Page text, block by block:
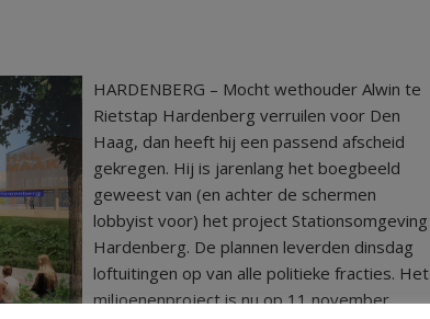
HARDENBERG – Mocht wethouder Alwin te
Rietstap Hardenberg verruilen voor Den
Haag, dan heeft hij een passend afscheid
gekregen. Hij is jarenlang het boegbeeld
geweest van (en achter de schermen
lobbyist voor) het project Stationsomgeving
Hardenberg. De plannen leverden dinsdag
loftuitingen op van alle politieke fracties. Het
miljoenenproject is nu op 11 november